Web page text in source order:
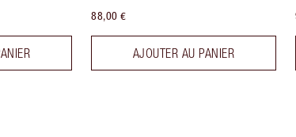
88,00 €
AJOUTER AU PANIER